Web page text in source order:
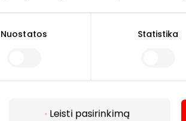
Nuostatos Statistika
Leisti pasirinkimą
naujienas. Dėl to AKROPOLIS